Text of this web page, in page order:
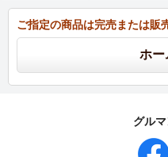
ご指定の商品は完売または販
グル